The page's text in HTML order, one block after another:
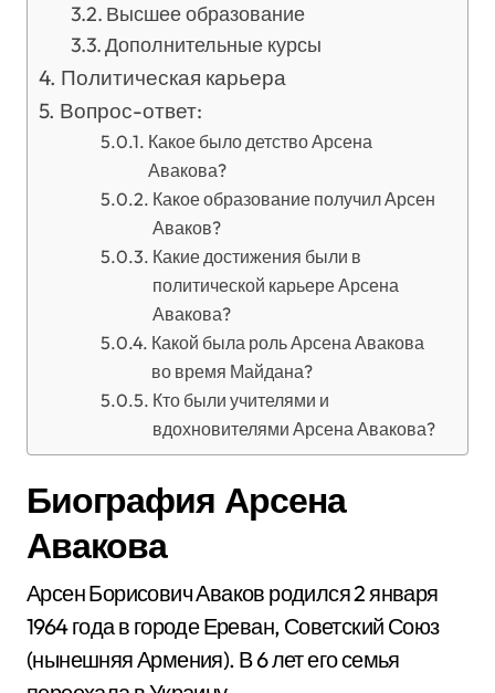
Высшее образование
Дополнительные курсы
Политическая карьера
Вопрос-ответ:
Какое было детство Арсена
Авакова?
Какое образование получил Арсен
Аваков?
Какие достижения были в
политической карьере Арсена
Авакова?
Какой была роль Арсена Авакова
во время Майдана?
Кто были учителями и
вдохновителями Арсена Авакова?
Биография Арсена
Авакова
Арсен Борисович Аваков родился 2 января
1964 года в городе Ереван, Советский Союз
(нынешняя Армения). В 6 лет его семья